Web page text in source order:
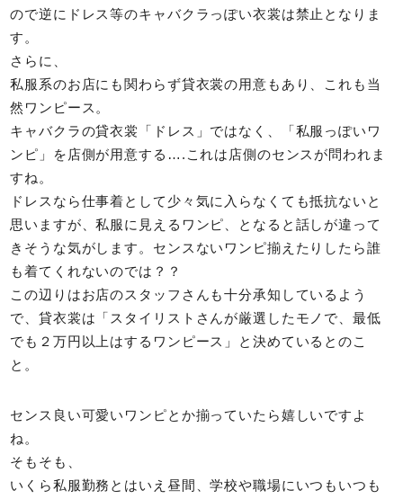
ので逆にドレス等のキャバクラっぽい衣裳は禁止となりま
す。
さらに、
私服系のお店にも関わらず貸衣裳の用意もあり、これも当
然ワンピース。
キャバクラの貸衣裳「ドレス」ではなく、「私服っぽいワ
ンピ」を店側が用意する….これは店側のセンスが問われま
すね。
ドレスなら仕事着として少々気に入らなくても抵抗ないと
思いますが、私服に見えるワンピ、となると話しが違って
きそうな気がします。センスないワンピ揃えたりしたら誰
も着てくれないのでは？？
この辺りはお店のスタッフさんも十分承知しているよう
で、貸衣裳は「スタイリストさんが厳選したモノで、最低
でも２万円以上はするワンピース」と決めているとのこ
と。
センス良い可愛いワンピとか揃っていたら嬉しいですよ
ね。
そもそも、
いくら私服勤務とはいえ昼間、学校や職場にいつもいつも